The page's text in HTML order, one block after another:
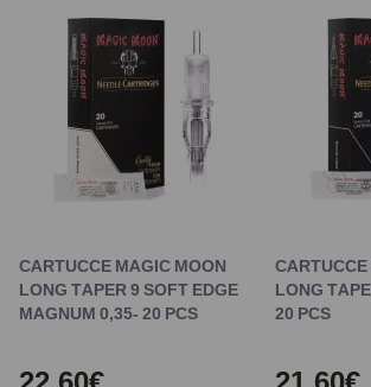
CARTUCCE MAGIC MOON
LONG TAPER 9 SOFT EDGE
MAGNUM 0,35- 20 PCS
LONG
20 PCS